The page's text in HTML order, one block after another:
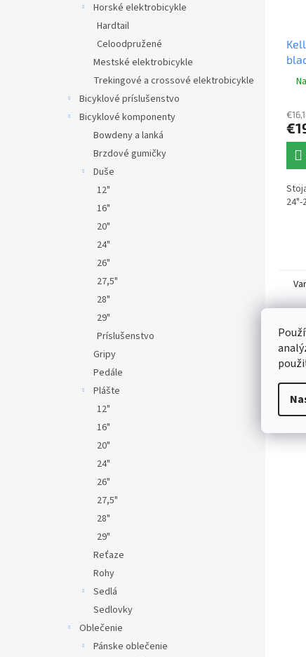
Horské elektrobicykle
Hardtail
Celoodpružené
Mestské elektrobicykle
Trekingové a crossové elektrobicykle
Bicyklové príslušenstvo
Bicyklové komponenty
Bowdeny a lanká
Brzdové gumičky
Duše
12"
16"
20"
24"
26"
27,5"
28"
29"
Príslušenstvo
Gripy
Pedále
Plášte
12"
16"
20"
24"
26"
27,5"
28"
29"
Reťaze
Rohy
Sedlá
Sedlovky
Oblečenie
Pánske oblečenie
24"-